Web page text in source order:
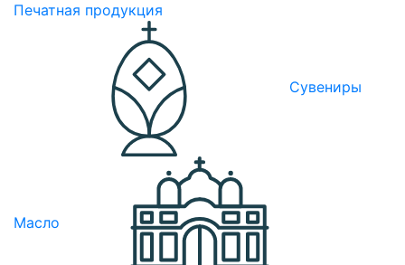
Печатная продукция
Сувениры
Масло